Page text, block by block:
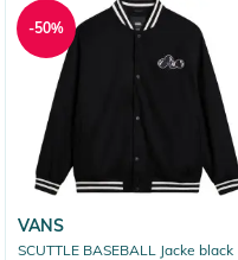
VANS
SCUTTLE BASEBALL Jacke black
-50%